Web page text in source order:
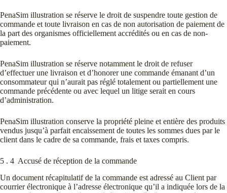
PenaSim illustration se réserve le droit de suspendre toute gestion de
commande et toute livraison en cas de non autorisation de paiement de
la part des organismes officiellement accrédités ou en cas de non-
paiement.
PenaSim illustration se réserve notamment le droit de refuser
d’effectuer une livraison et d’honorer une commande émanant d’un
consommateur qui n’aurait pas réglé totalement ou partiellement une
commande précédente ou avec lequel un litige serait en cours
d’administration.
PenaSim illustration conserve la propriété pleine et entière des produits
vendus jusqu’à parfait encaissement de toutes les sommes dues par le
client dans le cadre de sa commande, frais et taxes compris.
5 . 4 Accusé de réception de la commande
Un document récapitulatif de la commande est adressé au Client par
courrier électronique à l’adresse électronique qu’il a indiquée lors de la